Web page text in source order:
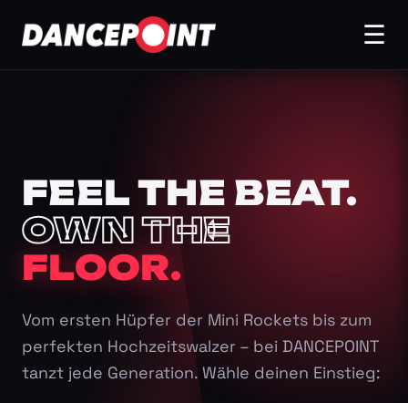
☰
FEEL THE BEAT.
OWN THE
FLOOR.
Vom ersten Hüpfer der Mini Rockets bis zum
perfekten Hochzeitswalzer – bei DANCEPOINT
tanzt jede Generation. Wähle deinen Einstieg: